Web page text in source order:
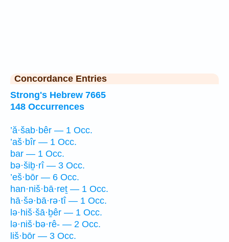
Concordance Entries
Strong's Hebrew 7665
148 Occurrences
’ă·šab·bêr — 1 Occ.
’aš·bîr — 1 Occ.
bar — 1 Occ.
bə·šiḇ·rî — 3 Occ.
’eš·bōr — 6 Occ.
han·niš·bā·reṯ — 1 Occ.
hā·šə·bā·rə·tî — 1 Occ.
lə·hiš·šā·ḇêr — 1 Occ.
lə·niš·bə·rê- — 2 Occ.
liš·bōr — 3 Occ.